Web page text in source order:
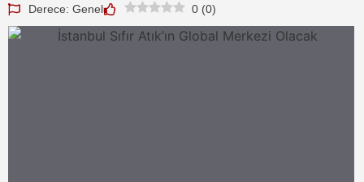
Derece: Genel 0 (0)